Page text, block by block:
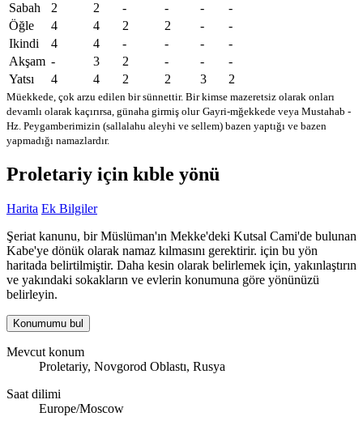
Sabah
2 2 - - -
-
Öğle
4 4 2 2 -
-
Ikindi
4 4 - - -
-
Akşam - 3 2 - -
-
Yatsı
4 4 2 2 3 2
Müekkede, çok arzu edilen bir sünnettir. Bir kimse mazeretsiz olarak onları
devamlı olarak kaçırırsa, günaha girmiş olur Gayri-mğekkede veya Mustahab -
Hz. Peygamberimizin (sallalahu aleyhi ve sellem) bazen yaptığı ve bazen
yapmadığı namazlardır.
Proletariy için kıble yönü
Harita Ek Bilgiler
Şeriat kanunu, bir Müslüman'ın Mekke'deki Kutsal Cami'de bulunan
Kabe'ye dönük olarak namaz kılmasını gerektirir. için bu yön
haritada belirtilmiştir. Daha kesin olarak belirlemek için, yakınlaştırın
ve yakındaki sokakların ve evlerin konumuna göre yönünüzü
belirleyin.
Konumumu bul
Mevcut konum
Proletariy, Novgorod Oblastı, Rusya
Saat dilimi
Europe/Moscow